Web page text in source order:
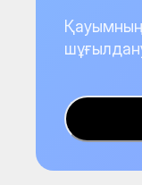
Қауымның